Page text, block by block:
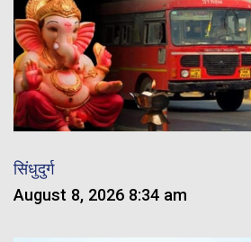
सिंधुदुर्ग
August 8, 2026 8:34 am